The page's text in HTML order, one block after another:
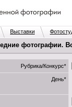
Выставки
фотографии.
Рубрика/Конкурс*
День*